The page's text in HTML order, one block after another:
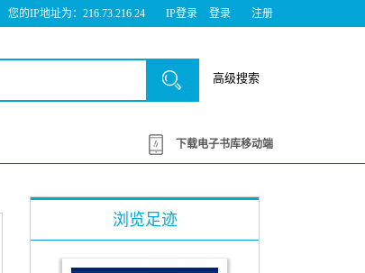
您的IP地址为：216.73.216.24 IP登录 登录 注册
高级搜索
下载电子书库移动端
浏览足迹